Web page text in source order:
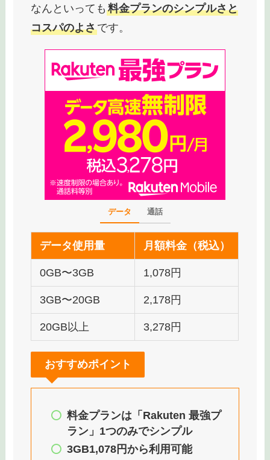
なんといっても料金プランのシンプルさと
コスパのよさです。
データ 通話
データ使用量 月額料金（税込）
0GB〜3GB 1,078円
3GB〜20GB 2,178円
20GB以上 3,278円
おすすめポイント
料金プランは「Rakuten 最強プ
ラン」1つのみでシンプル
3GB1,078円から利用可能